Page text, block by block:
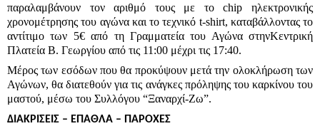
παραλαμβάνουν τον αριθμό τους με το chip ηλεκτρονικής
χρονομέτρησης του αγώνα και το τεχνικό t-shirt, καταβάλλοντας το
αντίτιμο των 5€ από τη Γραμματεία του Αγώνα στηνΚεντρική
Πλατεία Β. Γεωργίου από τις 11:00 μέχρι τις 17:40.
Μέρος των εσόδων που θα προκύψουν μετά την ολοκλήρωση των
Αγώνων, θα διατεθούν για τις ανάγκες πρόληψης του καρκίνου του
μαστού, μέσω του Συλλόγου “Ξαναρχί-Ζω”.
ΔΙΑΚΡΙΣΕΙΣ – ΕΠΑΘΛΑ – ΠΑΡΟΧΕΣ